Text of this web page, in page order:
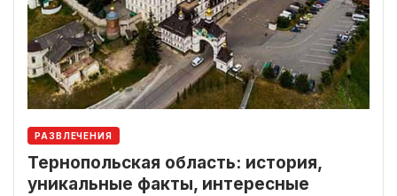
РАЗВЛЕЧЕНИЯ
Тернопольская область: история,
уникальные факты, интересные